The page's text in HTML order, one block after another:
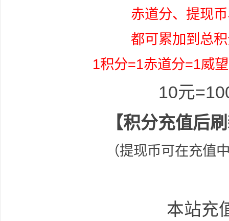
赤道分、提现
都可累加到总
1积分=1赤道分=1威
10元
【积分充值后
（提现币可在充值
本站充